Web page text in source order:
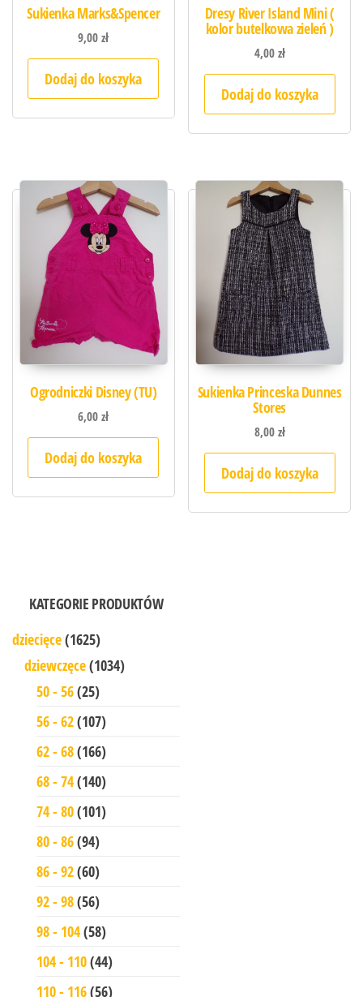
Sukienka Marks&Spencer
9,00zł
Dodaj do koszyka
Dresy River Island Mini (
kolor butelkowa zieleń )
4,00zł
Dodaj do koszyka
Ogrodniczki Disney (TU)
6,00zł
Dodaj do koszyka
Sukienka Princeska Dunnes
Stores
8,00zł
Dodaj do koszyka
KATEGORIE PRODUKTÓW
dziecięce(1625)
dziewczęce(1034)
50 - 56(25)
56 - 62(107)
62 - 68(166)
68 - 74(140)
74 - 80(101)
80 - 86(94)
86 - 92(60)
92 - 98(56)
98 - 104(58)
104 - 110(44)
110 - 116(56)